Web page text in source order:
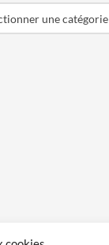
une catégorie